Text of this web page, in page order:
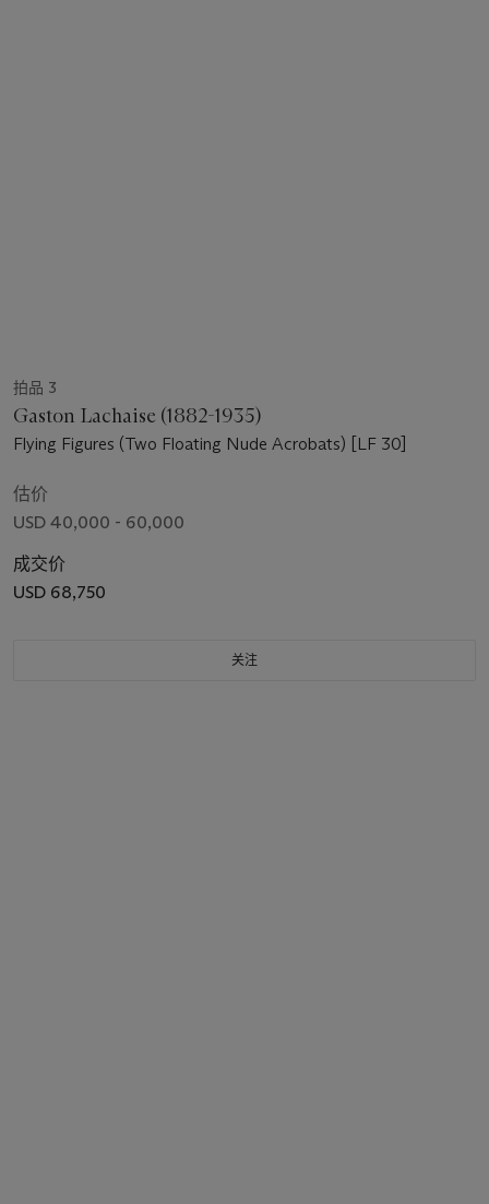
拍品 3
Gaston Lachaise (1882-1935)
Flying Figures (Two Floating Nude Acrobats) [LF 30]
估价
USD 40,000 - 60,000
成交价
USD 68,750
关注